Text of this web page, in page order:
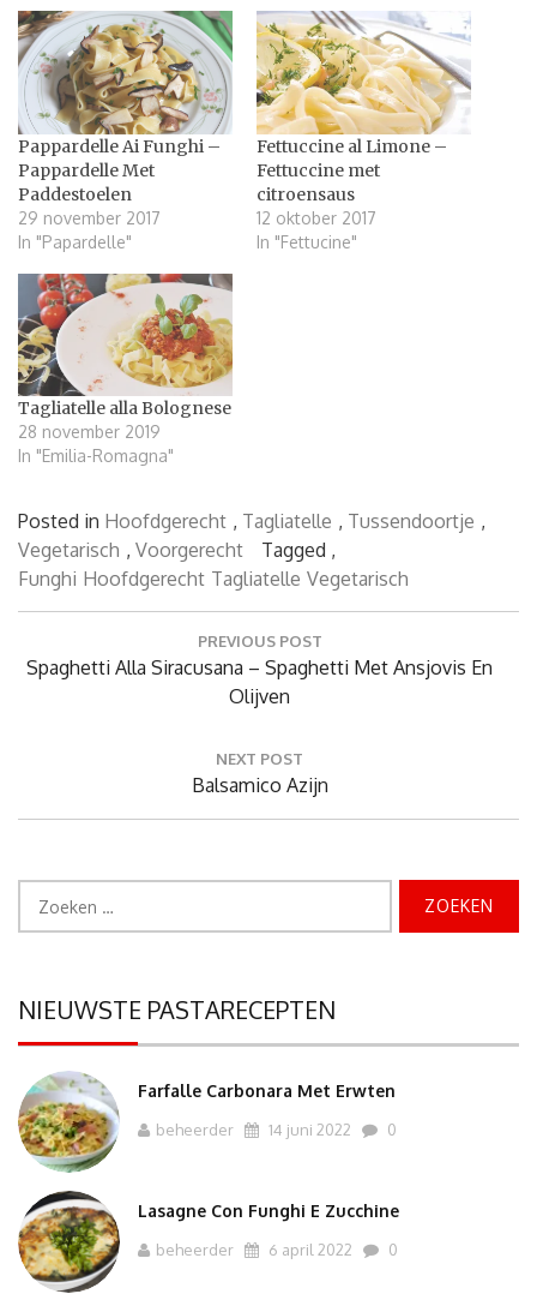
Pappardelle Ai Funghi –
Pappardelle Met
Paddestoelen
29 november 2017
In "Papardelle"
Fettuccine al Limone –
Fettuccine met
citroensaus
12 oktober 2017
In "Fettucine"
Tagliatelle alla Bolognese
28 november 2019
In "Emilia-Romagna"
Posted in Hoofdgerecht , Tagliatelle , Tussendoortje ,
Vegetarisch , Voorgerecht
Tagged ,
Funghi Hoofdgerecht Tagliatelle Vegetarisch
PREVIOUS POST
Previous
Spaghetti Alla Siracusana – Spaghetti Met Ansjovis En
Olijven
NEXT POST
Next
Post:
Balsamico Azijn
NIEUWSTE PASTARECEPTEN
Farfalle Carbonara Met Erwten
beheerder 14 juni 2022 0
Lasagne Con Funghi E Zucchine
beheerder 6 april 2022 0